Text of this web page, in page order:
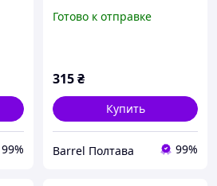
99%
под крышкой)
Готово к отправке
315₴
Купить
Barrel Полтава 99%